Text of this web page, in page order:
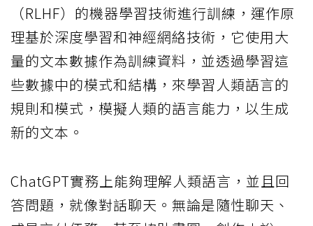
（RLHF）的機器學習技術進行訓練，運作原
理基於深度學習和神經網絡技術，它使用大
量的文本數據作為訓練資料，並透過學習這
些數據中的模式和結構，來學習人類語言的
規則和模式，模擬人類的語言能力，以生成
新的文本。
ChatGPT實務上能夠理解人類語言，並且回
答問題，就像對話聊天。無論是隨性聊天、